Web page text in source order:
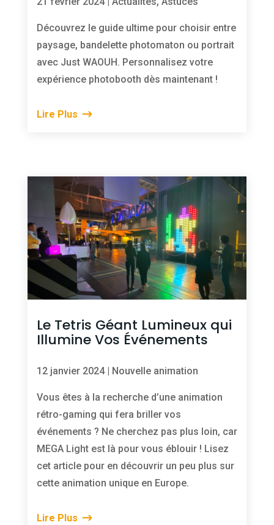
Découvrez le guide ultime pour choisir entre
paysage, bandelette photomaton ou portrait
avec Just WAOUH. Personnalisez votre
expérience photobooth dès maintenant !
Lire Plus
Le Tetris Géant Lumineux qui
Illumine Vos Événements
12 janvier 2024| Nouvelle animation
Vous êtes à la recherche d’une animation
rétro-gaming qui fera briller vos
événements ? Ne cherchez pas plus loin, car
MEGA Light est là pour vous éblouir ! Lisez
cet article pour en découvrir un peu plus sur
cette animation unique en Europe.
Lire Plus